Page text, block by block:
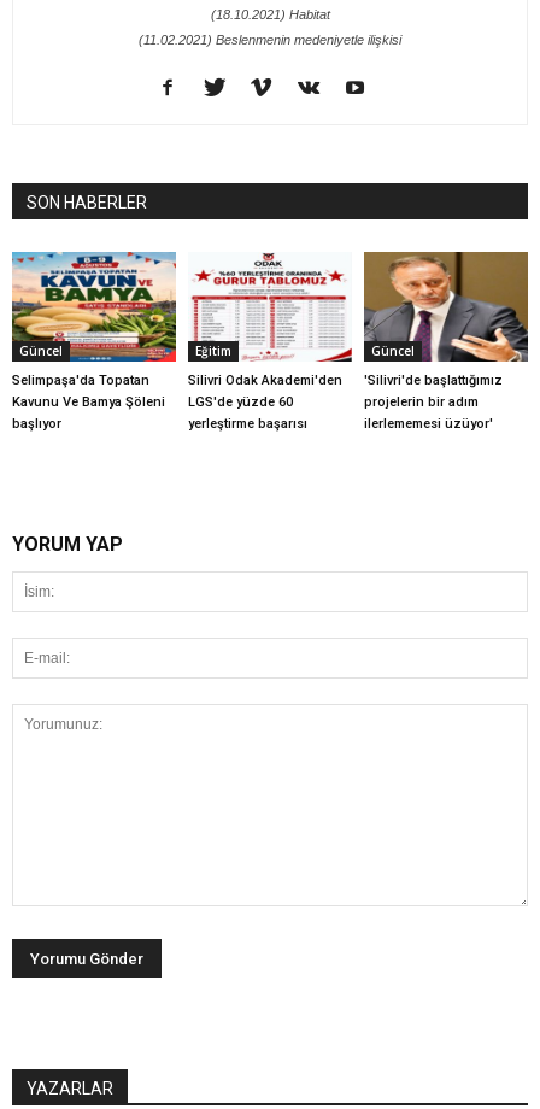
(18.10.2021) Habitat
(11.02.2021) Beslenmenin medeniyetle ilişkisi
SON HABERLER
Güncel
Selimpaşa'da Topatan
Kavunu Ve Bamya Şöleni
başlıyor
Eğitim
Silivri Odak Akademi'den
LGS'de yüzde 60
yerleştirme başarısı
Güncel
'Silivri'de başlattığımız
projelerin bir adım
ilerlememesi üzüyor'
YORUM YAP
YAZARLAR